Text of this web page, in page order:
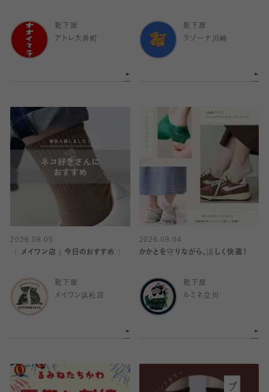
靴下屋
アトレ大井町
靴下屋
ラゾーナ川崎
2026.08.05
〈 メイワン店｜今日のおすすめ 〉
靴下屋
メイワン浜松店
2026.08.04
かかとを守りながら、涼しく快適！
靴下屋
ルミネ立川